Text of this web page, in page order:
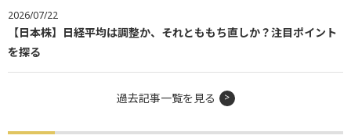
2026/07/22
【日本株】日経平均は調整か、それとももち直しか？注目ポイント
を探る
過去記事一覧を見る